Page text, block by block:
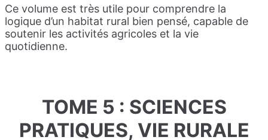
Ce volume est très utile pour comprendre la
logique d’un habitat rural bien pensé, capable de
soutenir les activités agricoles et la vie
quotidienne.
TOME 5 : SCIENCES
PRATIQUES, VIE RURALE